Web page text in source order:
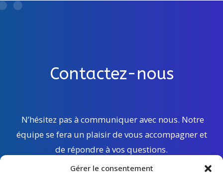
Gérer le consentement
Contactez-nous
N’hésitez pas à communiquer avec nous. Notre
équipe se fera un plaisir de vous accompagner et
de répondre à vos questions.